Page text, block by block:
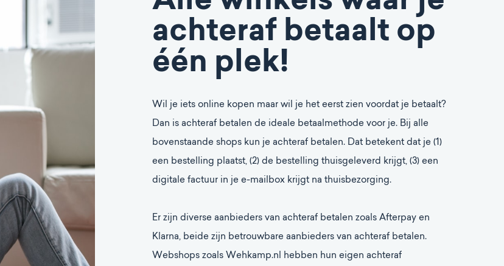
achteraf betaalt op
één plek!
Wil je iets online kopen maar wil je het eerst zien voordat je betaalt?
Dan is achteraf betalen de ideale betaalmethode voor je. Bij alle
bovenstaande shops kun je achteraf betalen. Dat betekent dat je (1)
een bestelling plaatst, (2) de bestelling thuisgeleverd krijgt, (3) een
digitale factuur in je e-mailbox krijgt na thuisbezorging.
Er zijn diverse aanbieders van achteraf betalen zoals Afterpay en
Klarna, beide zijn betrouwbare aanbieders van achteraf betalen.
Webshops zoals Wehkamp.nl hebben hun eigen achteraf